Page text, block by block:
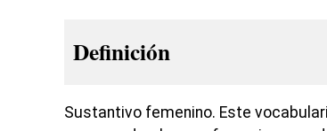
Definición
Sustantivo femenino. Este